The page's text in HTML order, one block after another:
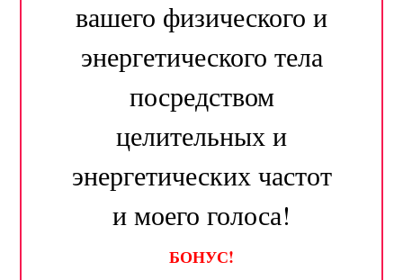
вашего физического и
энергетического тела
посредством
целительных и
энергетических частот
и моего голоса!
БОНУС!